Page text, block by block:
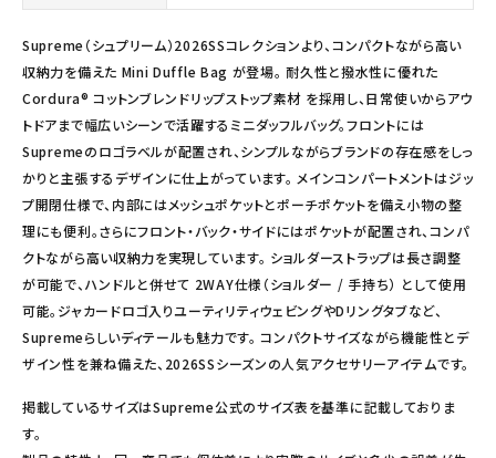
Supreme（シュプリーム）2026SSコレクションより、コンパクトながら高い
収納力を備えた Mini Duffle Bag が登場。 耐久性と撥水性に優れた
Cordura® コットンブレンドリップストップ素材 を採用し、日常使いからアウ
トドアまで幅広いシーンで活躍するミニダッフルバッグ。フロントには
Supremeのロゴラベルが配置され、シンプルながらブランドの存在感をしっ
かりと主張するデザインに仕上がっています。 メインコンパートメントはジッ
プ開閉仕様で、内部にはメッシュポケットとポーチポケットを備え小物の整
理にも便利。さらにフロント・バック・サイドにはポケットが配置され、コンパ
クトながら高い収納力を実現しています。 ショルダーストラップは長さ調整
が可能で、ハンドルと併せて 2WAY仕様（ショルダー / 手持ち） として使用
可能。ジャカードロゴ入りユーティリティウェビングやDリングタブなど、
Supremeらしいディテールも魅力です。 コンパクトサイズながら機能性とデ
ザイン性を兼ね備えた、2026SSシーズンの人気アクセサリーアイテムです。
掲載しているサイズはSupreme公式のサイズ表を基準に記載しておりま
す。